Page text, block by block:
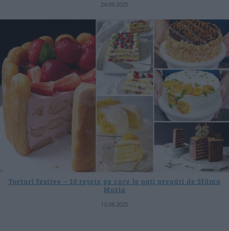
24.09.2025
Torturi festive – 10 rețete pe care le poți pregăti de Sfânta
Maria
13.08.2025